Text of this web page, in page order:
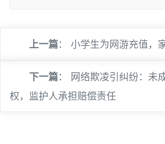
上一篇： 小学生为网游充值，
下一篇： 网络欺凌引纠纷：未
权，监护人承担赔偿责任